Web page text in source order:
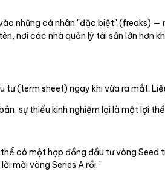
những cá nhân "đặc biệt" (freaks)
nơi các nhà quản lý tài sản lớn hơn
(term sheet) ngay khi vừa ra mắt.
sự thiếu kinh nghiệm lại là một lợi
có một hợp đồng đầu tư vòng
mời vòng Series A rồi."